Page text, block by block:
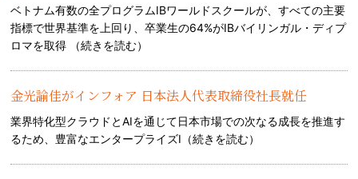
ベトナム有数の全プログラムIBワールドスクールが、すべての主要
指標で世界基準を上回り、卒業生の64%がIBバイリンガル・ディプ
ロマを取得 （続きを読む）
金光諭佳がインフォア 日本法人代表取締役社長就任
業界特化型クラウドとAIを通じて日本市場での次なる成長を推進す
るため、豊富なエンタープライズI（続きを読む）